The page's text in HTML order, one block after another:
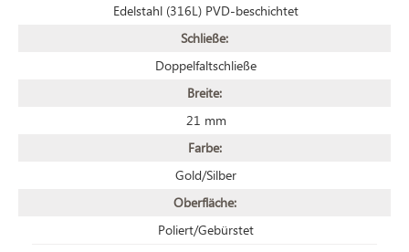
Edelstahl (316L) PVD-beschichtet
Schließe:
Doppelfaltschließe
Breite:
21 mm
Farbe:
Gold/Silber
Oberfläche:
Poliert/Gebürstet